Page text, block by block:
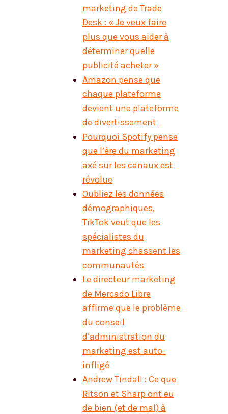
marketing de Trade
Desk : « Je veux faire
plus que vous aider à
déterminer quelle
publicité acheter »
Amazon pense que
chaque plateforme
devient une plateforme
de divertissement
Pourquoi Spotify pense
que l’ère du marketing
axé sur les canaux est
révolue
Oubliez les données
démographiques,
TikTok veut que les
spécialistes du
marketing chassent les
communautés
Le directeur marketing
de Mercado Libre
affirme que le problème
du conseil
d’administration du
marketing est auto-
infligé
Andrew Tindall : Ce que
Ritson et Sharp ont eu
de bien (et de mal) à